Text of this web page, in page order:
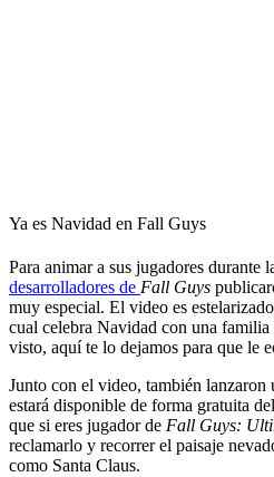
Ya es Navidad en Fall Guys
Para animar a sus jugadores durante
desarrolladores de Fall Guys
muy especial. El video es
cual celebra Navidad con una
visto, aquí te lo dejamos para que le
Junto con el video, también
estará disponible de forma gratuita
que si eres jugador de Fall Guys:
reclamarlo y recorrer el paisaje
como Santa Claus.